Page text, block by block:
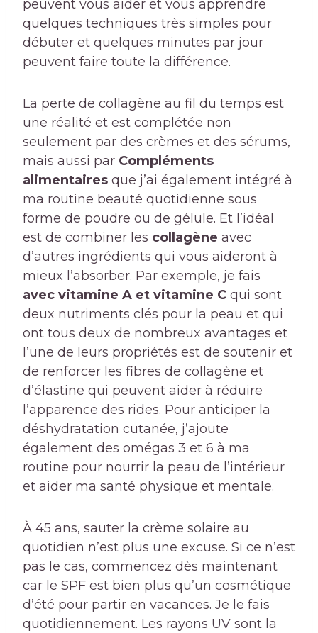
peuvent vous aider et vous apprendre
quelques techniques très simples pour
débuter et quelques minutes par jour
peuvent faire toute la différence.
La perte de collagène au fil du temps est
une réalité et est complétée non
seulement par des crèmes et des sérums,
mais aussi par Compléments
alimentaires que j’ai également intégré à
ma routine beauté quotidienne sous
forme de poudre ou de gélule. Et l’idéal
est de combiner les collagène avec
d’autres ingrédients qui vous aideront à
mieux l’absorber. Par exemple, je fais
avec vitamine A et vitamine C qui sont
deux nutriments clés pour la peau et qui
ont tous deux de nombreux avantages et
l’une de leurs propriétés est de soutenir et
de renforcer les fibres de collagène et
d’élastine qui peuvent aider à réduire
l’apparence des rides. Pour anticiper la
déshydratation cutanée, j’ajoute
également des omégas 3 et 6 à ma
routine pour nourrir la peau de l’intérieur
et aider ma santé physique et mentale.
À 45 ans, sauter la crème solaire au
quotidien n’est plus une excuse. Si ce n’est
pas le cas, commencez dès maintenant
car le SPF est bien plus qu’un cosmétique
d’été pour partir en vacances. Je le fais
quotidiennement. Les rayons UV sont la